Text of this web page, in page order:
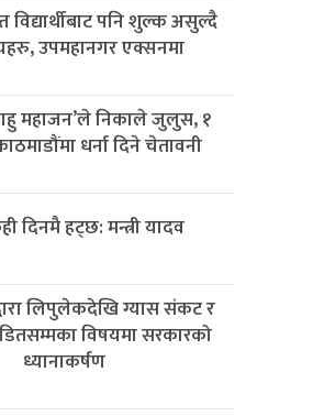
विद्यार्थीबाट पनि शुल्क असुल्दै
उपमहानगर एक्सनमा
महाजन’ले निकाले जुलुस, १
धर्ना दिने चेतावनी
दिनमै हट्छ: मन्त्री यादव
लिपुलेकदेखि ग्यास संकट र
विषयमा सरकारको
ध्यानाकर्षण